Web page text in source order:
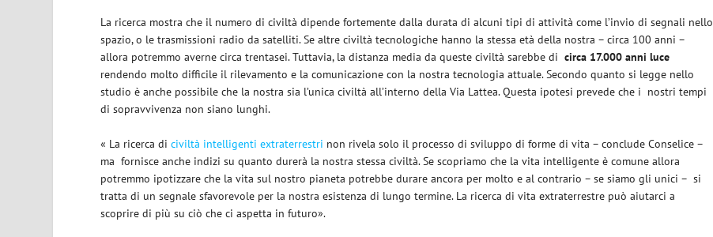
La ricerca mostra che il numero di civiltà dipende fortemente dalla durata di alcuni tipi di attività come l’invio di segnali nello
spazio, o le trasmissioni radio da satelliti. Se altre civiltà tecnologiche hanno la stessa età della nostra – circa 100 anni –
allora potremmo averne circa trentasei. Tuttavia, la distanza media da queste civiltà sarebbe di circa 17.000 anni luce
rendendo molto difficile il rilevamento e la comunicazione con la nostra tecnologia attuale. Secondo quanto si legge nello
studio è anche possibile che la nostra sia l’unica civiltà all’interno della Via Lattea. Questa ipotesi prevede che i nostri tempi
di sopravvivenza non siano lunghi.
« La ricerca diciviltà intelligenti extraterrestri non rivela solo il processo di sviluppo di forme di vita – conclude Conselice –
ma fornisce anche indizi su quanto durerà la nostra stessa civiltà. Se scopriamo che la vita intelligente è comune allora
potremmo ipotizzare che la vita sul nostro pianeta potrebbe durare ancora per molto e al contrario – se siamo gli unici – si
tratta di un segnale sfavorevole per la nostra esistenza di lungo termine. La ricerca di vita extraterrestre può aiutarci a
scoprire di più su ciò che ci aspetta in futuro».